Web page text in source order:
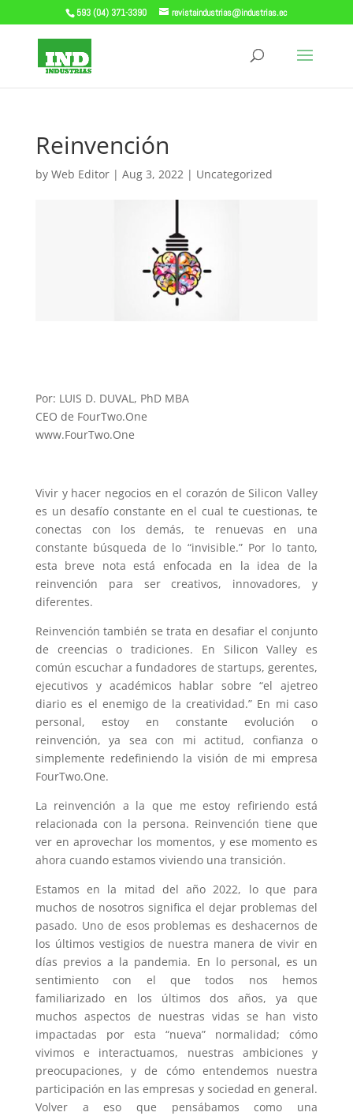
593 (04) 371-3390 revistaindustrias@industrias.ec
Reinvención
by Web Editor| Aug 3, 2022| Uncategorized
Por: LUIS D. DUVAL, PhD MBA
CEO de FourTwo.One
www.FourTwo.One
Vivir y hacer negocios en el corazón de Silicon Valley
es un desafío constante en el cual te cuestionas, te
conectas con los demás, te renuevas en una
constante búsqueda de lo “invisible.” Por lo tanto,
esta breve nota está enfocada en la idea de la
reinvención para ser creativos, innovadores, y
diferentes.
Reinvención también se trata en desafiar el conjunto
de creencias o tradiciones. En Silicon Valley es
común escuchar a fundadores de startups, gerentes,
ejecutivos y académicos hablar sobre “el ajetreo
diario es el enemigo de la creatividad.” En mi caso
personal, estoy en constante evolución o
reinvención, ya sea con mi actitud, confianza o
simplemente redefiniendo la visión de mi empresa
FourTwo.One.
La reinvención a la que me estoy refiriendo está
relacionada con la persona. Reinvención tiene que
ver en aprovechar los momentos, y ese momento es
ahora cuando estamos viviendo una transición.
Estamos en la mitad del año 2022, lo que para
muchos de nosotros significa el dejar problemas del
pasado. Uno de esos problemas es deshacernos de
los últimos vestigios de nuestra manera de vivir en
días previos a la pandemia. En lo personal, es un
sentimiento con el que todos nos hemos
familiarizado en los últimos dos años, ya que
muchos aspectos de nuestras vidas se han visto
impactadas por esta “nueva” normalidad; cómo
vivimos e interactuamos, nuestras ambiciones y
preocupaciones, y de cómo entendemos nuestra
participación en las empresas y sociedad en general.
Volver a eso que pensábamos como una